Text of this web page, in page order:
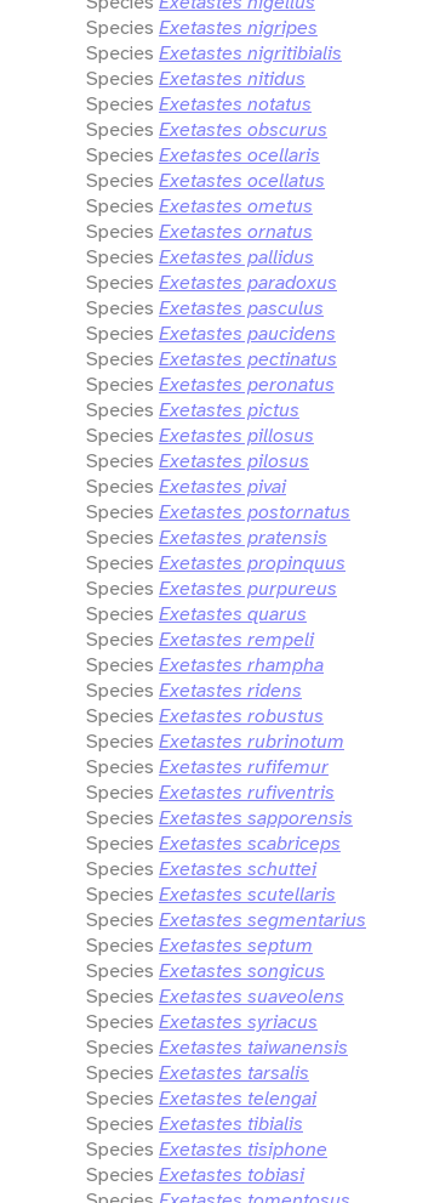
Species Exetastes nigripes
Species Exetastes nigritibialis
Species Exetastes nitidus
Species Exetastes notatus
Species Exetastes obscurus
Species Exetastes ocellaris
Species Exetastes ocellatus
Species Exetastes ometus
Species Exetastes ornatus
Species Exetastes pallidus
Species Exetastes paradoxus
Species Exetastes pasculus
Species Exetastes paucidens
Species Exetastes pectinatus
Species Exetastes peronatus
Species Exetastes pictus
Species Exetastes pillosus
Species Exetastes pilosus
Species Exetastes pivai
Species Exetastes postornatus
Species Exetastes pratensis
Species Exetastes propinquus
Species Exetastes purpureus
Species Exetastes quarus
Species Exetastes rempeli
Species Exetastes rhampha
Species Exetastes ridens
Species Exetastes robustus
Species Exetastes rubrinotum
Species Exetastes rufifemur
Species Exetastes rufiventris
Species Exetastes sapporensis
Species Exetastes scabriceps
Species Exetastes schuttei
Species Exetastes scutellaris
Species Exetastes segmentarius
Species Exetastes septum
Species Exetastes songicus
Species Exetastes suaveolens
Species Exetastes syriacus
Species Exetastes taiwanensis
Species Exetastes tarsalis
Species Exetastes telengai
Species Exetastes tibialis
Species Exetastes tisiphone
Species Exetastes tobiasi